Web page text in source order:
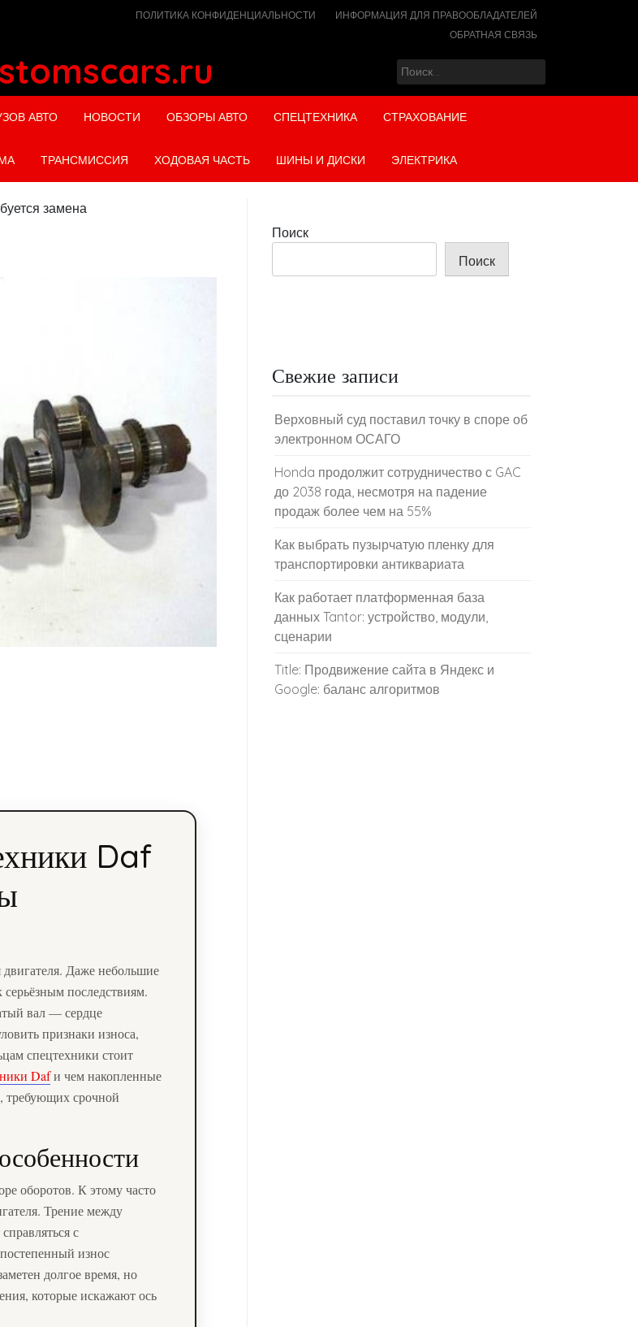
ПОЛИТИКА КОНФИДЕНЦИАЛЬНОСТИ
ИНФОРМАЦИЯ ДЛЯ ПРАВООБЛАДАТЕЛЕЙ
ОБРАТНАЯ СВЯЗЬ
Найти:
АВТО НОВОСТИ ОБЗОРЫ АВТО СПЕЦТЕХНИКА СТРАХОВАНИЕ
ТРАНСМИССИЯ ХОДОВАЯ ЧАСТЬ ШИНЫ И ДИСКИ ЭЛЕКТРИКА
замена
Daf
Даже небольшие
последствиям.
вал — сердце
признаки износа,
спецтехники стоит
Dafи чем накопленные
требующих срочной
оборотов. К этому часто
Трение между
с
износ
долгое время, но
которые искажают ось
Поиск
Поиск
Свежие записи
Верховный суд поставил точку в споре об
электронном ОСАГО
Honda продолжит сотрудничество с GAC
до 2038 года, несмотря на падение
продаж более чем на 55%
Как выбрать пузырчатую пленку для
транспортировки антиквариата
Как работает платформенная база
данных Tantor: устройство, модули,
сценарии
Title: Продвижение сайта в Яндекс и
Google: баланс алгоритмов